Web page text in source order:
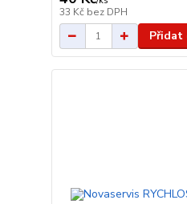
33 Kč bez DPH
Přidat